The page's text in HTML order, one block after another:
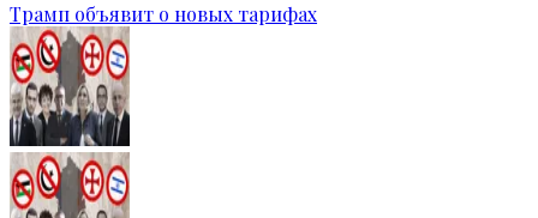
Трамп объявит о новых тарифах